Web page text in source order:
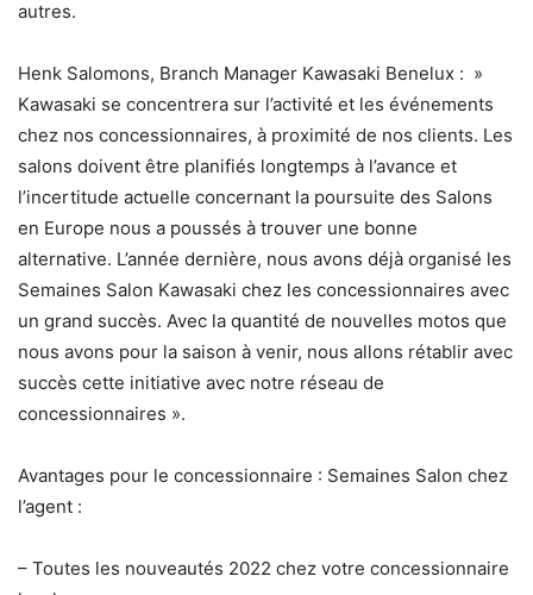
autres.
Henk Salomons, Branch Manager Kawasaki Benelux : »
Kawasaki se concentrera sur l’activité et les événements
chez nos concessionnaires, à proximité de nos clients. Les
salons doivent être planifiés longtemps à l’avance et
l’incertitude actuelle concernant la poursuite des Salons
en Europe nous a poussés à trouver une bonne
alternative. L’année dernière, nous avons déjà organisé les
Semaines Salon Kawasaki chez les concessionnaires avec
un grand succès. Avec la quantité de nouvelles motos que
nous avons pour la saison à venir, nous allons rétablir avec
succès cette initiative avec notre réseau de
concessionnaires ».
Avantages pour le concessionnaire : Semaines Salon chez
l’agent :
– Toutes les nouveautés 2022 chez votre concessionnaire